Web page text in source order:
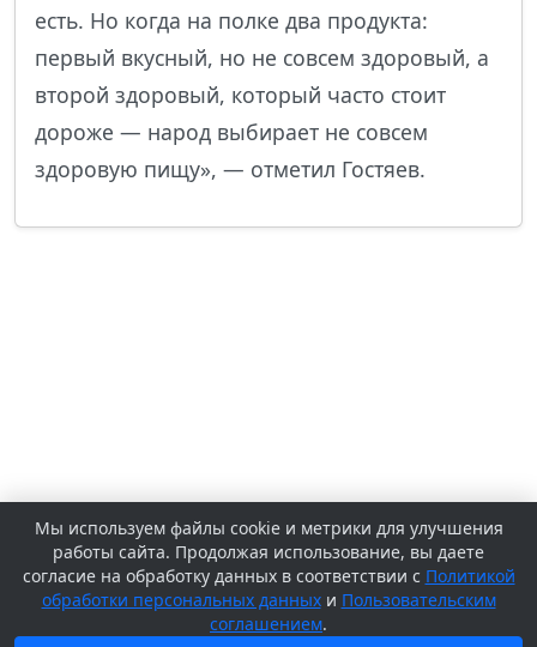
есть. Но когда на полке два продукта:
первый вкусный, но не совсем здоровый, а
второй здоровый, который часто стоит
дороже — народ выбирает не совсем
здоровую пищу», — отметил Гостяев.
Мы используем файлы cookie и метрики для улучшения
работы сайта. Продолжая использование, вы даете
согласие на обработку данных в соответствии с Политикой
обработки персональных данныхи Пользовательским
соглашением.